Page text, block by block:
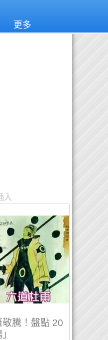
更多
入
騰！盤點 20